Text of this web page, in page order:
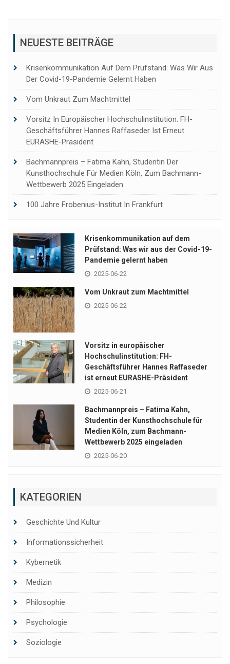
NEUESTE BEITRÄGE
Krisenkommunikation Auf Dem Prüfstand: Was Wir Aus
Der Covid-19-Pandemie Gelernt Haben
Vom Unkraut Zum Machtmittel
Vorsitz In Europäischer Hochschulinstitution: FH-
Geschäftsführer Hannes Raffaseder Ist Erneut
EURASHE-Präsident
Bachmannpreis – Fatima Kahn, Studentin Der
Kunsthochschule Für Medien Köln, Zum Bachmann-
Wettbewerb 2025 Eingeladen
100 Jahre Frobenius-Institut In Frankfurt
Krisenkommunikation auf dem
Prüfstand: Was wir aus der Covid-19-
Pandemie gelernt haben
2025-06-22
Vom Unkraut zum Machtmittel
2025-06-22
Vorsitz in europäischer
Hochschulinstitution: FH-
Geschäftsführer Hannes Raffaseder
ist erneut EURASHE-Präsident
2025-06-21
Bachmannpreis – Fatima Kahn,
Studentin der Kunsthochschule für
Medien Köln, zum Bachmann-
Wettbewerb 2025 eingeladen
2025-06-20
KATEGORIEN
Geschichte Und Kultur
Informationssicherheit
Kybernetik
Medizin
Philosophie
Psychologie
Soziologie